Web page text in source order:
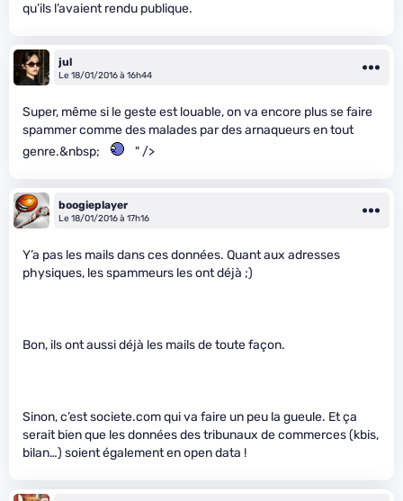
qu’ils l’avaient rendu publique.
jul
Le 18/01/2016 à 16h44
Super, même si le geste est louable, on va encore plus se faire
spammer comme des malades par des arnaqueurs en tout
genre.&nbsp;
" />
boogieplayer
Le 18/01/2016 à 17h16
Y’a pas les mails dans ces données. Quant aux adresses
physiques, les spammeurs les ont déjà ;)
Bon, ils ont aussi déjà les mails de toute façon.
Sinon, c’est societe.com qui va faire un peu la gueule. Et ça
serait bien que les données des tribunaux de commerces (kbis,
bilan…) soient également en open data !